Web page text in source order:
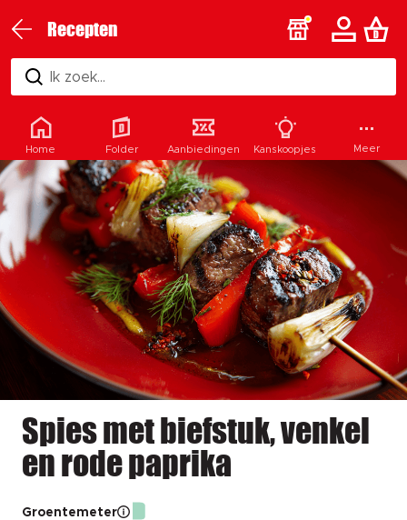
Recepten
Ik zoek...
Hollands 4 pers. 20 min.
Spies met biefstuk, venkel
en rode paprika
Groentemeter
Home Folder Aanbiedingen Kanskoopjes Meer